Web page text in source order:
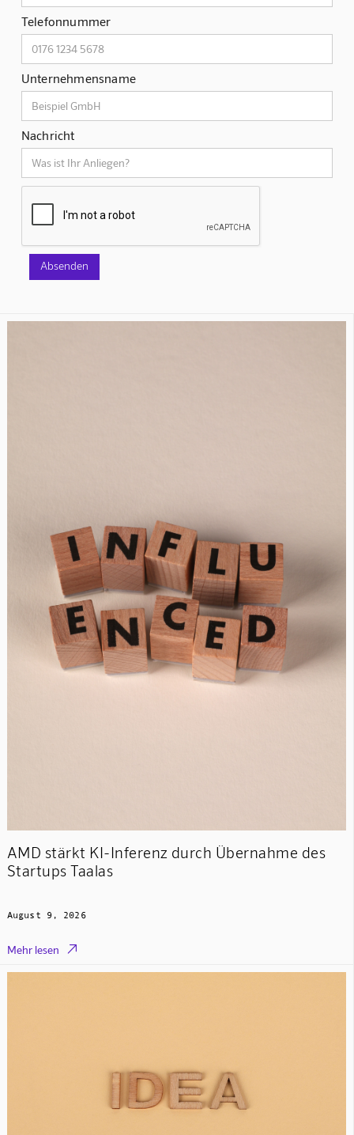
Telefonnummer
Unternehmensname
Nachricht
AMD stärkt KI-Inferenz durch Übernahme des
Startups Taalas
August 9, 2026
Mehr lesen 